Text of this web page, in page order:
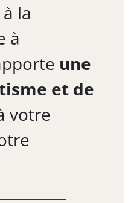
la
à
une
et de
votre